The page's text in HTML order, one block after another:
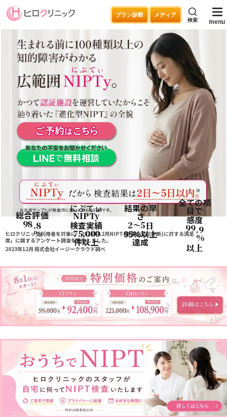
プラン診断 メディア
検索 menu
総合評価
98.8
%
にぷてぃ
NIPTy
検査実績
75,000
件以上
結果の早
さ
2〜5日
95%以上
達成
全ての項
目で
感度
99.9
%
以上
ヒロクリニック利用者を対象に「2023年12月NIPT(新型出生前診断)に対する満足
度」に関するアンケート調査を実施しました。
2023年12月 株式会社イージークラウド調べ